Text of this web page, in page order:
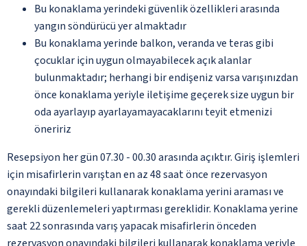
Bu konaklama yerindeki güvenlik özellikleri arasında
yangın söndürücü yer almaktadır
Bu konaklama yerinde balkon, veranda ve teras gibi
çocuklar için uygun olmayabilecek açık alanlar
bulunmaktadır; herhangi bir endişeniz varsa varışınızdan
önce konaklama yeriyle iletişime geçerek size uygun bir
oda ayarlayıp ayarlayamayacaklarını teyit etmenizi
öneririz
Resepsiyon her gün 07.30 - 00.30 arasında açıktır. Giriş işlemleri
için misafirlerin varıştan en az 48 saat önce rezervasyon
onayındaki bilgileri kullanarak konaklama yerini araması ve
gerekli düzenlemeleri yaptırması gereklidir. Konaklama yerine
saat 22 sonrasında varış yapacak misafirlerin önceden
rezervasyon onayındaki bilgileri kullanarak konaklama yeriyle